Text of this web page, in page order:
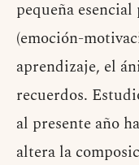
pequeña
(emoción-
aprendizaje, el
recuerdos.
al presente año
altera la